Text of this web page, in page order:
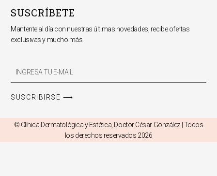
SUSCRÍBETE
Mantente al día con nuestras últimas novedades, recibe ofertas
exclusivas y mucho más.
Email
Promos
SUSCRIBIRSE ⟶
© Clínica Dermatológica y Estética, Doctor César González | Todos
los derechos reservados 2026